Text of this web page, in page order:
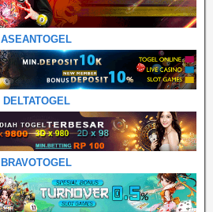
ASEANTOGEL
DELTATOGEL
BRAVOTOGEL